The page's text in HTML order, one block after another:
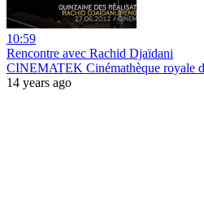
10:59
Rencontre avec Rachid Djaïdani
CINEMATEK Cinémathèque royale
14 years ago